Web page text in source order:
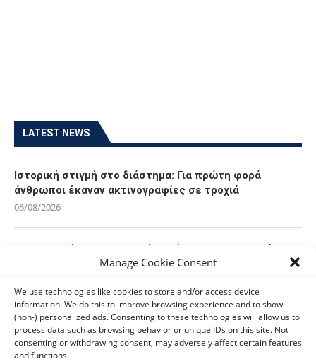
Manage Cookie Consent
We use technologies like cookies to store and/or access device
information. We do this to improve browsing experience and to show
(non-) personalized ads. Consenting to these technologies will allow us to
process data such as browsing behavior or unique IDs on this site. Not
consenting or withdrawing consent, may adversely affect certain features
and functions.
LATEST NEWS
Ιστορική στιγμή στο διάστημα: Για πρώτη φορά
άνθρωποι έκαναν ακτινογραφίες σε τροχιά
06/08/2026
Οι Ευρωπαίοι καταναλωτές φαίνεται να «αγκαλιάζουν»
τα νέα Samsung Galaxy Z Fold8
Οι χρήστες Mac είναι περισσότερο εκτεθειμένοι σε
κυβερνοαπειλές αλλά λαμβάνουν λιγότερα μέτρα
προστασίας